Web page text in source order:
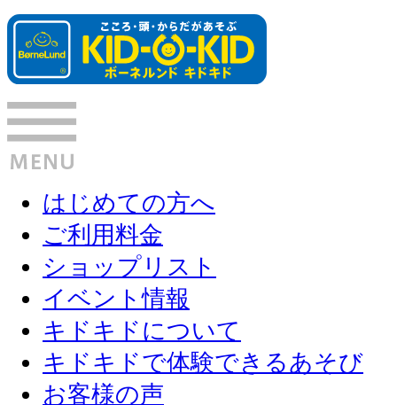
はじめての方へ
ご利用料金
ショップリスト
イベント情報
キドキドについて
キドキドで体験できるあそび
お客様の声